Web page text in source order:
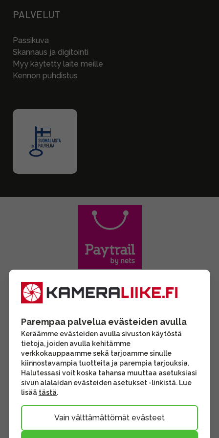
PALVELUT
Passikuva
Skannaus ja digitointi
Myy käytetty laite meille
Kennon puhdistus
Parempaa palvelua evästeiden avulla
Keräämme evästeiden avulla sivuston käytöstä
tietoja, joiden avulla kehitämme
verkkokauppaamme sekä tarjoamme sinulle
kiinnostavampia tuotteita ja parempia tarjouksia.
Halutessasi voit koska tahansa muuttaa asetuksiasi
sivun alalaidan evästeiden asetukset -linkistä. Lue
lisää tästä.
Vain välttämättömät evästeet